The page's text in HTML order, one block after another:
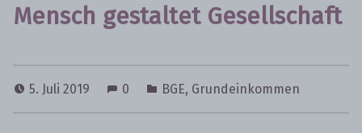
Mensch gestaltet Gesellschaft
5. Juli 2019 0 BGE, Grundeinkommen